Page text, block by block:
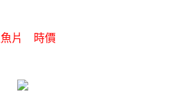
魚片 時價